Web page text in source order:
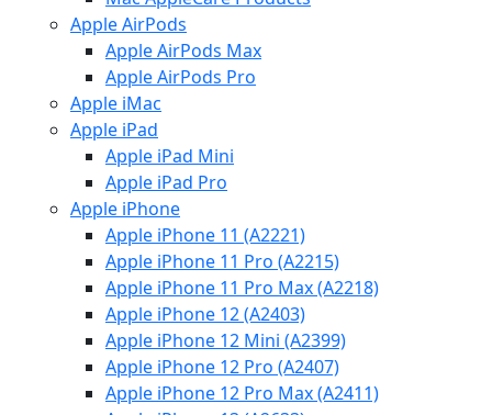
Apple AirPods
Apple AirPods Max
Apple AirPods Pro
Apple iMac
Apple iPad
Apple iPad Mini
Apple iPad Pro
Apple iPhone
Apple iPhone 11 (A2221)
Apple iPhone 11 Pro (A2215)
Apple iPhone 11 Pro Max (A2218)
Apple iPhone 12 (A2403)
Apple iPhone 12 Mini (A2399)
Apple iPhone 12 Pro (A2407)
Apple iPhone 12 Pro Max (A2411)